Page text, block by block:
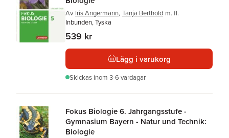
Av Iris Angermann, Tanja Berthold m. fl.
Inbunden, Tyska
539 kr
Lägg i varukorg
Skickas inom 3-6 vardagar
Fokus Biologie 6. Jahrgangsstufe -
Gymnasium Bayern - Natur und Technik:
Biologie